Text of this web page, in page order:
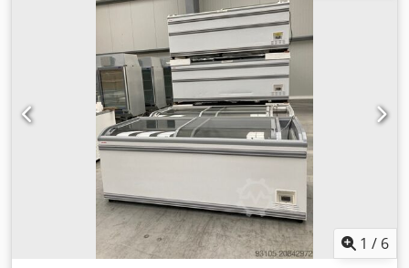
mundo y, gracias a nuestra gran capacidad de
almacenamiento, también podemos entregar cantidades
grandes de forma flexible y rápida. Por favor contáctenos
antes de comprar. Emitimos facturas intracomunitarias -
excl. TINA. Horario de apertura Lunes a viernes: 8.00-16.00
Sáb.: cerrado
1 / 6